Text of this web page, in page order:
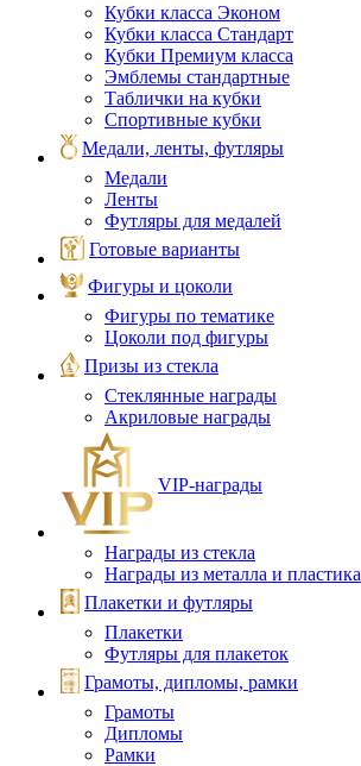
Кубки класса Эконом
Кубки класса Стандарт
Кубки Премиум класса
Эмблемы стандартные
Таблички на кубки
Спортивные кубки
Медали, ленты, футляры
Медали
Ленты
Футляры для медалей
Готовые варианты
Фигуры и цоколи
Фигуры по тематике
Цоколи под фигуры
Призы из стекла
Стеклянные награды
Акриловые награды
VIP‑награды
Награды из стекла
Награды из металла и пластика
Плакетки и футляры
Плакетки
Футляры для плакеток
Грамоты, дипломы, рамки
Грамоты
Дипломы
Рамки